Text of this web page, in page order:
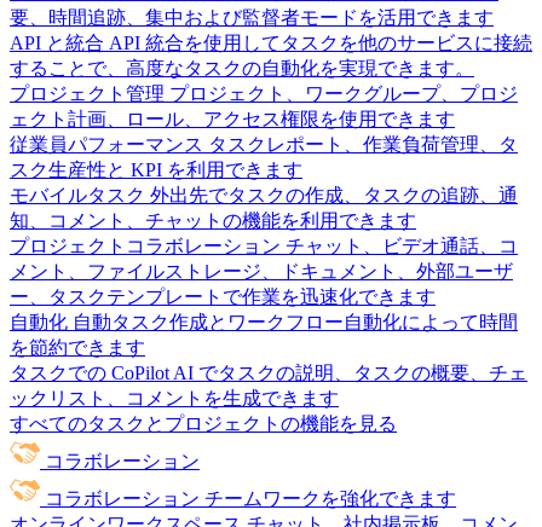
要、時間追跡、集中および監督者モードを活用できます
API と統合 API 統合を使用してタスクを他のサービスに接続
することで、高度なタスクの自動化を実現できます。
プロジェクト管理 プロジェクト、ワークグループ、プロジ
ェクト計画、ロール、アクセス権限を使用できます
従業員パフォーマンス タスクレポート、作業負荷管理、タ
スク生産性と KPI を利用できます
モバイルタスク 外出先でタスクの作成、タスクの追跡、通
知、コメント、チャットの機能を利用できます
プロジェクトコラボレーション チャット、ビデオ通話、コ
メント、ファイルストレージ、ドキュメント、外部ユーザ
ー、タスクテンプレートで作業を迅速化できます
自動化 自動タスク作成とワークフロー自動化によって時間
を節約できます
タスクでの CoPilot AI でタスクの説明、タスクの概要、チェ
ックリスト、コメントを生成できます
すべてのタスクとプロジェクトの機能を見る
コラボレーション
コラボレーション チームワークを強化できます